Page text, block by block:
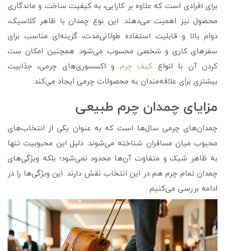
برای افرادی است که علاوه بر کارایی، به کیفیت ساخت و ماندگاری
محصول نیز اهمیت می‌دهند. این نوع چمدان با ظاهر کلاسیک،
دوام بالا و قابلیت استفاده طولانی‌مدت، گزینه‌ای مناسب برای
سفرهای کاری و شخصی محسوب می‌شود. همچنین امکان ست
کردن آن با انواع کیف چرم و اکسسوری‌های چرمی، جذابیت
بیشتری برای علاقه‌مندان به محصولات چرمی ایجاد می‌کند.
مزایای چمدان چرم طبیعی
چمدان‌های چرمی سال‌ها است که به عنوان یکی از انتخاب‌های
محبوب میان مسافران شناخته می‌شوند. دلیل این محبوبیت تنها
به ظاهر شیک و متفاوت آن‌ها محدود نمی‌شود؛ بلکه ویژگی‌های
چمدان تمام چرم هم در این انتخاب نقش دارند. این ویژگی‌ها را در
ادامه بررسی می‌کنیم.